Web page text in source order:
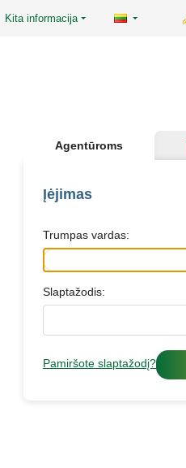
Kita informacija
Agentūroms
Įėjimas
Trumpas vardas:
Slaptažodis:
Pamiršote slaptažodį?